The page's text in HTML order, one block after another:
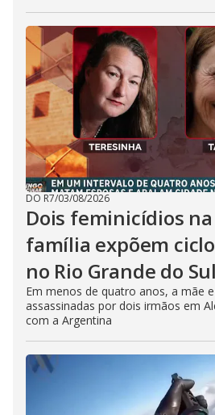
DO R7/03/08/2026
Dois feminicídios
família expõem
no Rio Grande do Sul
Em menos de quatro anos, a mãe
assassinadas por dois irmãos em
com a Argentina